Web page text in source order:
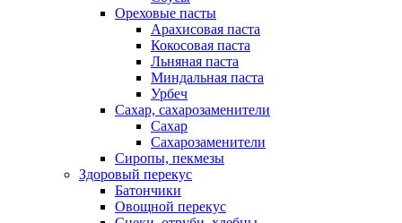
Ореховые пасты
Арахисовая паста
Кокосовая паста
Льняная паста
Миндальная паста
Урбеч
Сахар, сахарозаменители
Сахар
Сахарозаменители
Сиропы, пекмезы
Здоровый перекус
Батончики
Овощной перекус